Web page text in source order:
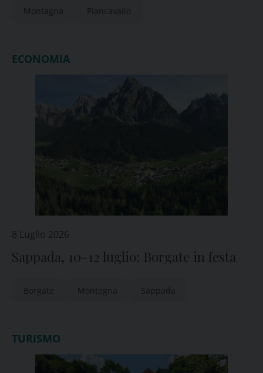
Montagna Piancavallo
ECONOMIA
8 Luglio 2026
Sappada, 10-12 luglio: Borgate in festa
Borgate Montagna Sappada
TURISMO